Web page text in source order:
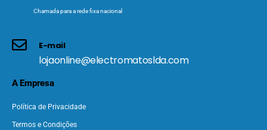
Chamada para a rede fixa nacional
E-mail
lojaonline@electromatoslda.com
A Empresa
Política de Privacidade
Termos e Condições